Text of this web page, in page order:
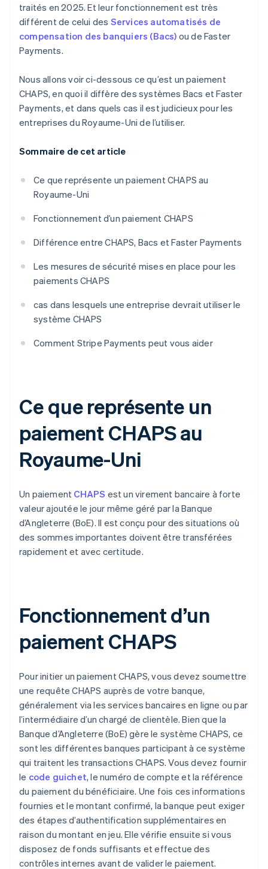
traités en 2025. Et leur fonctionnement est très
différent de celui des Services automatisés de
compensation des banquiers (Bacs) ou de Faster
Payments.
Nous allons voir ci-dessous ce qu’est un paiement
CHAPS, en quoi il diffère des systèmes Bacs et Faster
Payments, et dans quels cas il est judicieux pour les
entreprises du Royaume-Uni de l’utiliser.
Sommaire de cet article
Ce que représente un paiement CHAPS au
Royaume-Uni
Fonctionnement d’un paiement CHAPS
Différence entre CHAPS, Bacs et Faster Payments
Les mesures de sécurité mises en place pour les
paiements CHAPS
cas dans lesquels une entreprise devrait utiliser le
système CHAPS
Comment Stripe Payments peut vous aider
Ce que représente un
paiement CHAPS au
Royaume-Uni
Un paiement CHAPS est un virement bancaire à forte
valeur ajoutée le jour même géré par la Banque
d’Angleterre (BoE). Il est conçu pour des situations où
des sommes importantes doivent être transférées
rapidement et avec certitude.
Fonctionnement d’un
paiement CHAPS
Pour initier un paiement CHAPS, vous devez soumettre
une requête CHAPS auprès de votre banque,
généralement via les services bancaires en ligne ou par
l’intermédiaire d’un chargé de clientèle. Bien que la
Banque d’Angleterre (BoE) gère le système CHAPS, ce
sont les différentes banques participant à ce système
qui traitent les transactions CHAPS. Vous devez fournir
le code guichet, le numéro de compte et la référence
du paiement du bénéficiaire. Une fois ces informations
fournies et le montant confirmé, la banque peut exiger
des étapes d’authentification supplémentaires en
raison du montant en jeu. Elle vérifie ensuite si vous
disposez de fonds suffisants et effectue des
contrôles internes avant de valider le paiement.